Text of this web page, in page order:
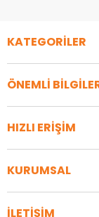
KATEGORİLER
ÖNEMLİ
HIZLI ERİŞİM
KURUMSAL
İLETİŞİM